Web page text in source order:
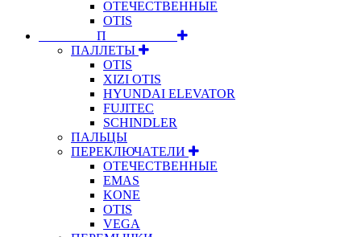
ОТЕЧЕСТВЕННЫЕ
OTIS
⠀⠀⠀⠀⠀⠀П⠀⠀⠀⠀⠀⠀⠀
ПАЛЛЕТЫ
OTIS
XIZI OTIS
HYUNDAI ELEVATOR
FUJITEC
SCHINDLER
ПАЛЬЦЫ
ПЕРЕКЛЮЧАТЕЛИ
ОТЕЧЕСТВЕННЫЕ
EMAS
KONE
OTIS
VEGA